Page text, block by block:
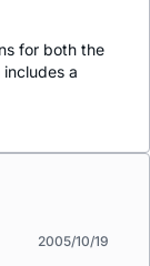
for both the
includes a
2005/10/19